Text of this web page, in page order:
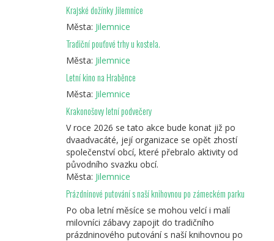
Krajské dožínky Jilemnice
Města: Jilemnice
Tradiční pouťové trhy u kostela.
Města: Jilemnice
Letní kino na Hraběnce
Města: Jilemnice
Krakonošovy letní podvečery
V roce 2026 se tato akce bude konat již po
dvaadvacáté, její organizace se opět zhostí
společenství obcí, které přebralo aktivity od
původního svazku obcí.
Města: Jilemnice
Prázdninové putování s naší knihovnou po zámeckém parku
Po oba letní měsíce se mohou velcí i malí
milovníci zábavy zapojit do tradičního
prázdninového putování s naší knihovnou po